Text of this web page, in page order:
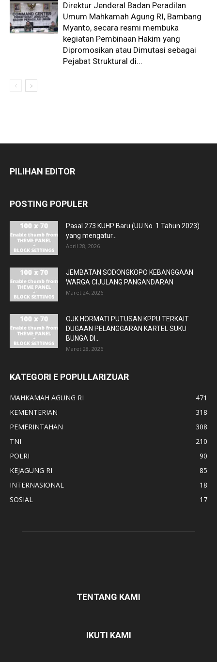
Direktur Jenderal Badan Peradilan
Umum Mahkamah Agung RI, Bambang
Myanto, secara resmi membuka
kegiatan Pembinaan Hakim yang
Dipromosikan atau Dimutasi sebagai
Pejabat Struktural di...
PILIHAN EDITOR
POSTING POPULER
Pasal 273 KUHP Baru (UU No. 1 Tahun 2023)
yang mengatur...
April 28, 2026
JEMBATAN SODONGKOPO KEBANGGAAN
WARGA CIJULANG PANGANDARAN
Maret 24, 2026
OJK HORMATI PUTUSAN KPPU TERKAIT
DUGAAN PELANGGARAN KARTEL SUKU
BUNGA DI...
Maret 28, 2026
KATEGORI E POPULLARIZUAR
MAHKAMAH AGUNG RI
471
KEMENTERIAN
318
PEMERINTAHAN
308
TNI
210
POLRI
90
KEJAGUNG RI
85
INTERNASIONAL
18
SOSIAL
17
TENTANG KAMI
IKUTI KAMI